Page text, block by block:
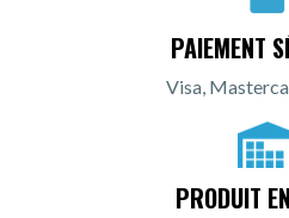
PAIEMENT
Visa,
PRODUIT